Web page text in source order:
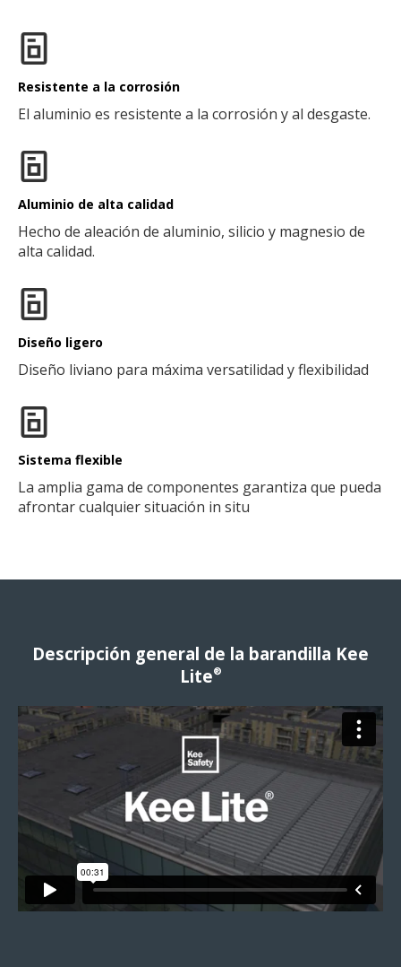
Resistente a la corrosión
El aluminio es resistente a la corrosión y al desgaste.
Aluminio de alta calidad
Hecho de aleación de aluminio, silicio y magnesio de
alta calidad.
Diseño ligero
Diseño liviano para máxima versatilidad y flexibilidad
Sistema flexible
La amplia gama de componentes garantiza que pueda
afrontar cualquier situación in situ
Descripción general de la barandilla Kee
Lite®